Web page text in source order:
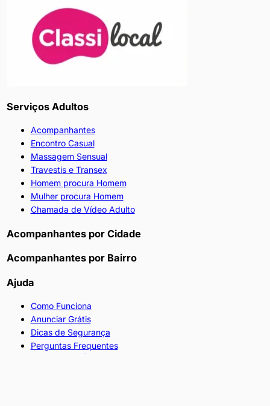
Serviços Adultos
Acompanhantes
Encontro Casual
Massagem Sensual
Travestis e Transex
Homem procura Homem
Mulher procura Homem
Chamada de Vídeo Adulto
Acompanhantes por Cidade
Acompanhantes por Bairro
Ajuda
Como Funciona
Anunciar Grátis
Dicas de Segurança
Perguntas Frequentes